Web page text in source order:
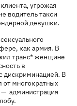
угрожая
водитель такси
девушки.
как армия. В
транс* женщине
в
дискриминацией. В
от многократных
— администрация